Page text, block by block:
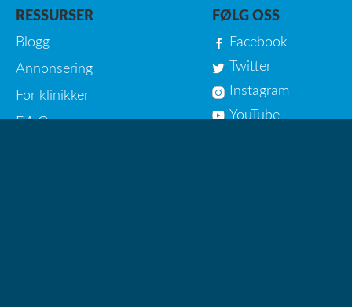
RESSURSER
Blogg
Annonsering
For klinikker
F.A.Q
FØLG OSS
Facebook
Twitter
Instagram
YouTube